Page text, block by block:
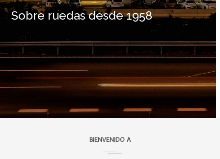
Sobre ruedas desde 1958
BIENVENIDO A